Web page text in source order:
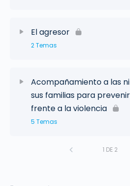
El agresor
2 Temas
Acompañamiento a las
sus familias para
frente a la violencia
5 Temas
1 DE 2